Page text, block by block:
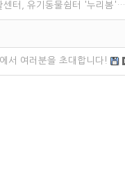
센터, 유기동물쉼터 '누리봄'…
서 여러분을 초대합니다!